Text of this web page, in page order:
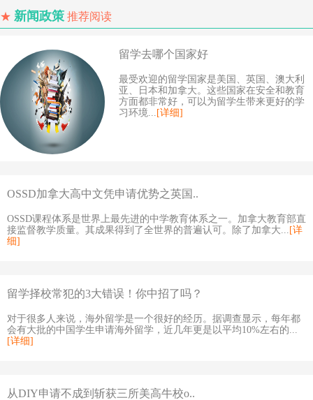
★ 新闻政策 推荐阅读
留学去哪个国家好
最受欢迎的留学国家是美国、英国、澳大利
亚、日本和加拿大。这些国家在安全和教育
方面都非常好，可以为留学生带来更好的学
习环境... [详细]
OSSD加拿大高中文凭申请优势之英国..
OSSD课程体系是世界上最先进的中学教育体系之一。加拿大教育部直
接监督教学质量。其成果得到了全世界的普遍认可。除了加拿大... [详
细]
留学择校常犯的3大错误！你中招了吗？
对于很多人来说，海外留学是一个很好的经历。据调查显示，每年都
会有大批的中国学生申请海外留学，近几年更是以平均10%左右的...
[详细]
从DIY申请不成到斩获三所美高牛校o..